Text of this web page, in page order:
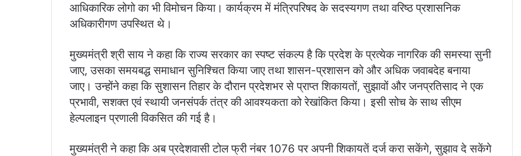
आधिकारिक लोगो का भी विमोचन किया। कार्यक्रम में मंत्रिपरिषद के सदस्यगण तथा वरिष्ठ प्रशासनिक
अधिकारीगण उपस्थित थे।
मुख्यमंत्री श्री साय ने कहा कि राज्य सरकार का स्पष्ट संकल्प है कि प्रदेश के प्रत्येक नागरिक की समस्या सुनी
जाए, उसका समयबद्ध समाधान सुनिश्चित किया जाए तथा शासन-प्रशासन को और अधिक जवाबदेह बनाया
जाए। उन्होंने कहा कि सुशासन तिहार के दौरान प्रदेशभर से प्राप्त शिकायतों, सुझावों और जनप्रतिसाद ने एक
प्रभावी, सशक्त एवं स्थायी जनसंपर्क तंत्र की आवश्यकता को रेखांकित किया। इसी सोच के साथ सीएम
हेल्पलाइन प्रणाली विकसित की गई है।
मुख्यमंत्री ने कहा कि अब प्रदेशवासी टोल फ्री नंबर 1076 पर अपनी शिकायतें दर्ज करा सकेंगे, सुझाव दे सकेंगे